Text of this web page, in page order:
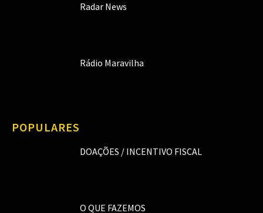
Radar News
Rádio Maravilha
POPULARES
DOAÇÕES / INCENTIVO FISCAL
O QUE FAZEMOS